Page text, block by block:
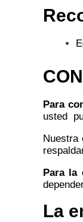
Para
usted
Nuestra
Para la
La